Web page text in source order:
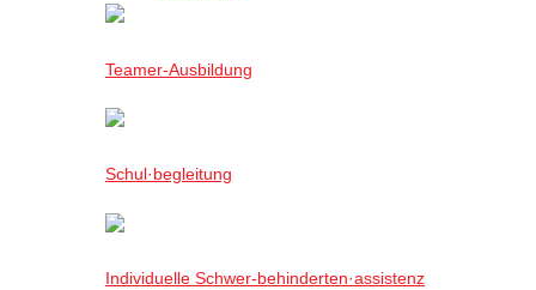
Teamer-Ausbildung
Schul·begleitung
Individuelle Schwer-behinderten·assistenz